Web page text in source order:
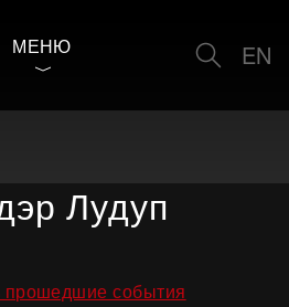
МЕНЮ EN
Лудуп
прошедшие события